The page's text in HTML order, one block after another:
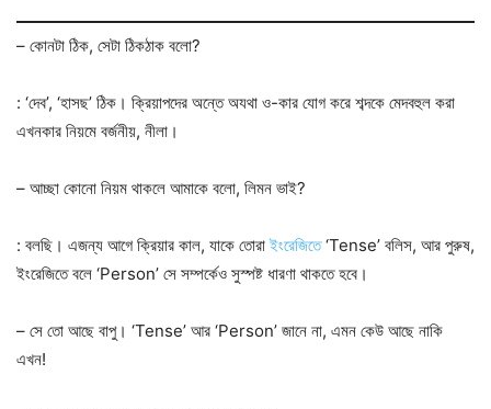
– কোনটা ঠিক, সেটা ঠিকঠাক বলো?
: ‘দেব’, ‘হাসছ’ ঠিক। ক্রিয়াপদের অন্তে অযথা ও-কার যোগ করে শব্দকে মেদবহুল করা
এখনকার নিয়মে বর্জনীয়, নীলা।
– আচ্ছা কোনো নিয়ম থাকলে আমাকে বলো, লিমন ভাই?
: বলছি। এজন্য আগে ক্রিয়ার কাল, যাকে তোরা ইংরেজিতে‘Tense’ বলিস, আর পুরুষ,
ইংরেজিতে বলে ‘Person’ সে সম্পর্কেও সুস্পষ্ট ধারণা থাকতে হবে।
– সে তো আছে বাপু। ‘Tense’ আর ‘Person’ জানে না, এমন কেউ আছে নাকি
এখন!